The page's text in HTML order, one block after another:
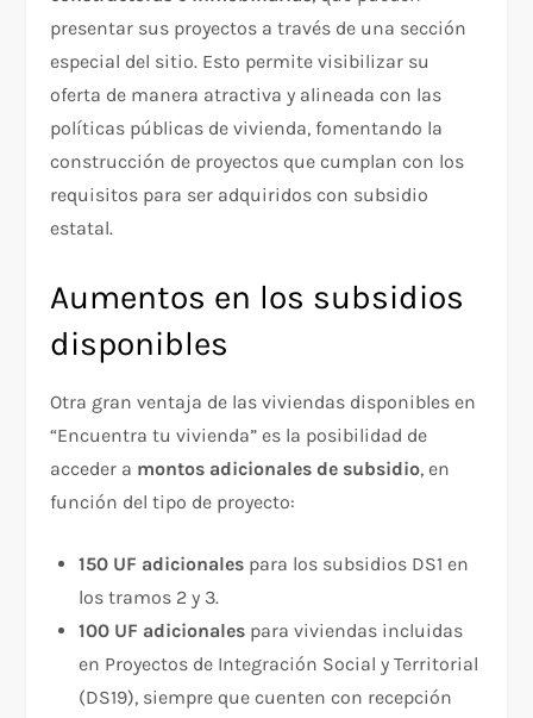
presentar sus proyectos a través de una sección
especial del sitio. Esto permite visibilizar su
oferta de manera atractiva y alineada con las
políticas públicas de vivienda, fomentando la
construcción de proyectos que cumplan con los
requisitos para ser adquiridos con subsidio
estatal.
Aumentos en los subsidios
disponibles
Otra gran ventaja de las viviendas disponibles en
“Encuentra tu vivienda” es la posibilidad de
acceder a montos adicionales de subsidio, en
función del tipo de proyecto:
150 UF adicionales para los subsidios DS1 en
los tramos 2 y 3.
100 UF adicionales para viviendas incluidas
en Proyectos de Integración Social y Territorial
(DS19), siempre que cuenten con recepción